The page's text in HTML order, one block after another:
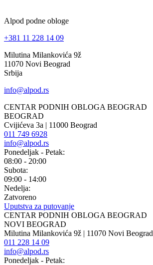
Alpod podne obloge
+381 11 228 14 09
Milutina Milankovića 9ž
11070 Novi Beograd
Srbija
info@alpod.rs
CENTAR PODNIH OBLOGA BEOGRAD
BEOGRAD
Cvijićeva 3a | 11000 Beograd
011 749 6928
info@alpod.rs
Ponedeljak - Petak:
08:00 - 20:00
Subota:
09:00 - 14:00
Nedelja:
Zatvoreno
Uputstva za putovanje
CENTAR PODNIH OBLOGA BEOGRAD
NOVI BEOGRAD
Milutina Milankovića 9ž | 11070 Novi Beograd
011 228 14 09
info@alpod.rs
Ponedeljak - Petak: